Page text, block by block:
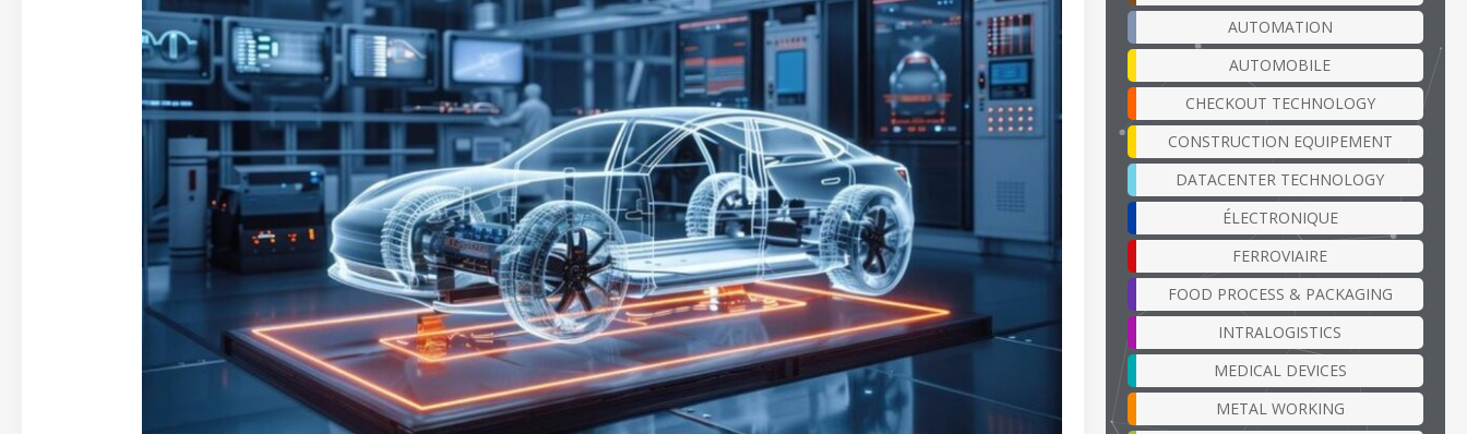
AUTOMATION
AUTOMOBILE
CHECKOUT TECHNOLOGY
CONSTRUCTION EQUIPEMENT
DATACENTER TECHNOLOGY
ÉLECTRONIQUE
FERROVIAIRE
FOOD PROCESS & PACKAGING
INTRALOGISTICS
MEDICAL DEVICES
METAL WORKING